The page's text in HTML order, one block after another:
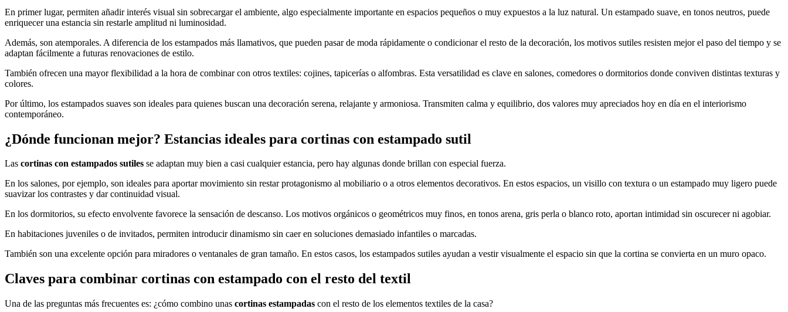
En primer lugar, permiten añadir interés visual sin sobrecargar el ambiente, algo especialmente importante en espacios pequeños o muy expuestos a la luz natural. Un estampado suave, en tonos neutros, puede
enriquecer una estancia sin restarle amplitud ni luminosidad.
Además, son atemporales. A diferencia de los estampados más llamativos, que pueden pasar de moda rápidamente o condicionar el resto de la decoración, los motivos sutiles resisten mejor el paso del tiempo y se
adaptan fácilmente a futuras renovaciones de estilo.
También ofrecen una mayor flexibilidad a la hora de combinar con otros textiles: cojines, tapicerías o alfombras. Esta versatilidad es clave en salones, comedores o dormitorios donde conviven distintas texturas y
colores.
Por último, los estampados suaves son ideales para quienes buscan una decoración serena, relajante y armoniosa. Transmiten calma y equilibrio, dos valores muy apreciados hoy en día en el interiorismo
contemporáneo.
¿Dónde funcionan mejor? Estancias ideales para cortinas con estampado sutil
Las cortinas con estampados sutiles se adaptan muy bien a casi cualquier estancia, pero hay algunas donde brillan con especial fuerza.
En los salones, por ejemplo, son ideales para aportar movimiento sin restar protagonismo al mobiliario o a otros elementos decorativos. En estos espacios, un visillo con textura o un estampado muy ligero puede
suavizar los contrastes y dar continuidad visual.
En los dormitorios, su efecto envolvente favorece la sensación de descanso. Los motivos orgánicos o geométricos muy finos, en tonos arena, gris perla o blanco roto, aportan intimidad sin oscurecer ni agobiar.
En habitaciones juveniles o de invitados, permiten introducir dinamismo sin caer en soluciones demasiado infantiles o marcadas.
También son una excelente opción para miradores o ventanales de gran tamaño. En estos casos, los estampados sutiles ayudan a vestir visualmente el espacio sin que la cortina se convierta en un muro opaco.
Claves para combinar cortinas con estampado con el resto del textil
Una de las preguntas más frecuentes es: ¿cómo combino unas cortinas estampadas con el resto de los elementos textiles de la casa?